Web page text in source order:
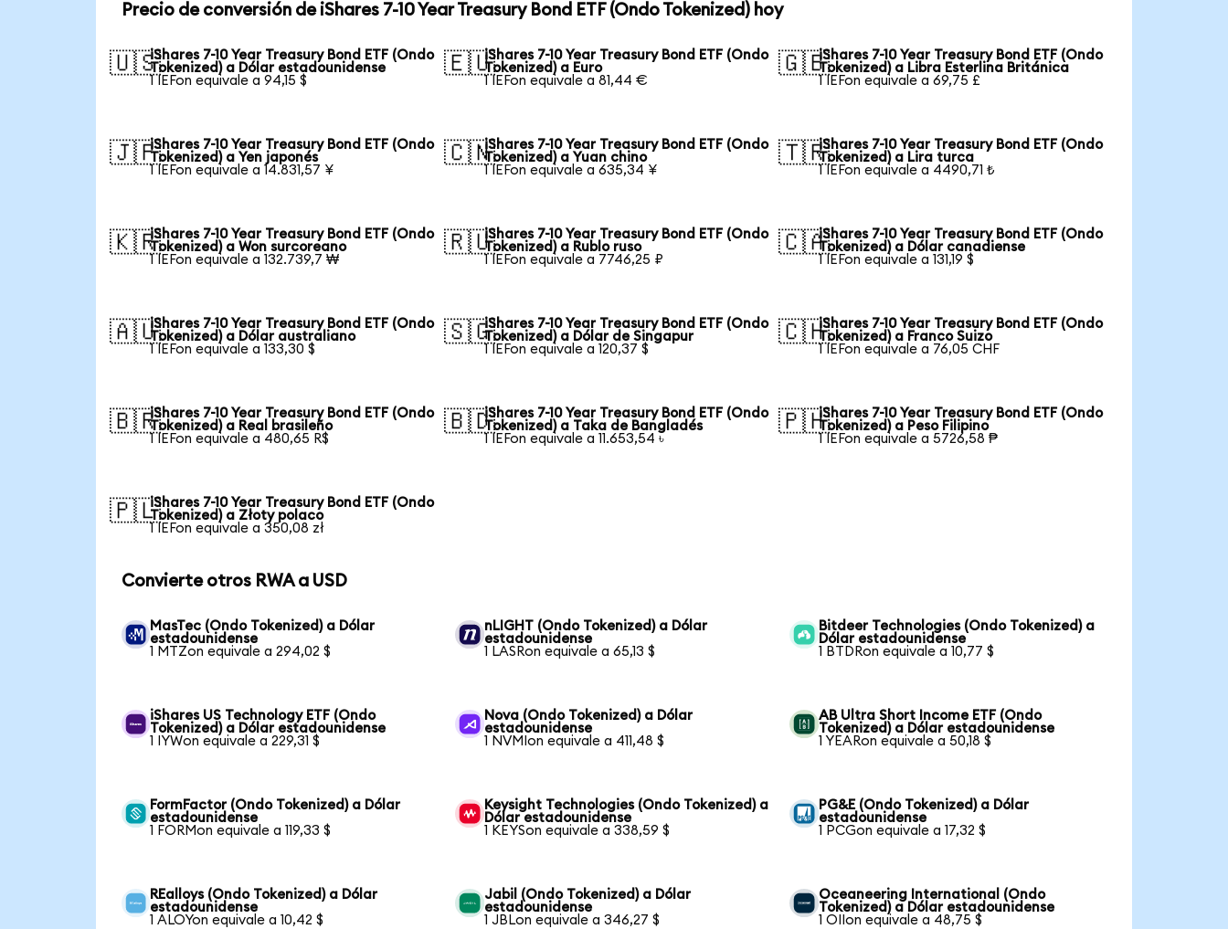
Precio de conversión de iShares 7-10 Year Treasury Bond ETF (Ondo Tokenized) hoy
🇺🇸iShares 7-10 Year Treasury Bond ETF (Ondo
Tokenized) a Dólar estadounidense
1 IEFon equivale a 94,15 $
🇪🇺iShares 7-10 Year Treasury Bond ETF (Ondo
Tokenized) a Euro
1 IEFon equivale a 81,44 €
🇬🇧iShares 7-10 Year Treasury Bond ETF (Ondo
Tokenized) a Libra Esterlina Británica
1 IEFon equivale a 69,75 £
🇯🇵iShares 7-10 Year Treasury Bond ETF (Ondo
Tokenized) a Yen japonés
1 IEFon equivale a 14.831,57 ¥
🇨🇳iShares 7-10 Year Treasury Bond ETF (Ondo
Tokenized) a Yuan chino
1 IEFon equivale a 635,34 ¥
🇹🇷iShares 7-10 Year Treasury Bond ETF (Ondo
Tokenized) a Lira turca
1 IEFon equivale a 4490,71 ₺
🇰🇷iShares 7-10 Year Treasury Bond ETF (Ondo
Tokenized) a Won surcoreano
1 IEFon equivale a 132.739,7 ₩
🇷🇺iShares 7-10 Year Treasury Bond ETF (Ondo
Tokenized) a Rublo ruso
1 IEFon equivale a 7746,25 ₽
🇨🇦iShares 7-10 Year Treasury Bond ETF (Ondo
Tokenized) a Dólar canadiense
1 IEFon equivale a 131,19 $
🇦🇺iShares 7-10 Year Treasury Bond ETF (Ondo
Tokenized) a Dólar australiano
1 IEFon equivale a 133,30 $
🇸🇬iShares 7-10 Year Treasury Bond ETF (Ondo
Tokenized) a Dólar de Singapur
1 IEFon equivale a 120,37 $
🇨🇭iShares 7-10 Year Treasury Bond ETF (Ondo
Tokenized) a Franco Suizo
1 IEFon equivale a 76,05 CHF
🇧🇷iShares 7-10 Year Treasury Bond ETF (Ondo
Tokenized) a Real brasileño
1 IEFon equivale a 480,65 R$
🇧🇩iShares 7-10 Year Treasury Bond ETF (Ondo
Tokenized) a Taka de Bangladés
1 IEFon equivale a 11.653,54 ৳
🇵🇭iShares 7-10 Year Treasury Bond ETF (Ondo
Tokenized) a Peso Filipino
1 IEFon equivale a 5726,58 ₱
🇵🇱iShares 7-10 Year Treasury Bond ETF (Ondo
Tokenized) a Złoty polaco
1 IEFon equivale a 350,08 zł
Convierte otros RWA a USD
MasTec (Ondo Tokenized) a Dólar
estadounidense
1 MTZon equivale a 294,02 $
nLIGHT (Ondo Tokenized) a Dólar
estadounidense
1 LASRon equivale a 65,13 $
Bitdeer Technologies (Ondo Tokenized) a
Dólar estadounidense
1 BTDRon equivale a 10,77 $
iShares US Technology ETF (Ondo
Tokenized) a Dólar estadounidense
1 IYWon equivale a 229,31 $
Nova (Ondo Tokenized) a Dólar
estadounidense
1 NVMIon equivale a 411,48 $
AB Ultra Short Income ETF (Ondo
Tokenized) a Dólar estadounidense
1 YEARon equivale a 50,18 $
FormFactor (Ondo Tokenized) a Dólar
estadounidense
1 FORMon equivale a 119,33 $
Keysight Technologies (Ondo Tokenized) a
Dólar estadounidense
1 KEYSon equivale a 338,59 $
PG&E (Ondo Tokenized) a Dólar
estadounidense
1 PCGon equivale a 17,32 $
REalloys (Ondo Tokenized) a Dólar
estadounidense
1 ALOYon equivale a 10,42 $
Jabil (Ondo Tokenized) a Dólar
estadounidense
1 JBLon equivale a 346,27 $
Oceaneering International (Ondo
Tokenized) a Dólar estadounidense
1 OIIon equivale a 48,75 $